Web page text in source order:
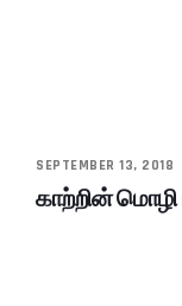
SEPTEMBER 13, 2018
காற்றின் மொழி